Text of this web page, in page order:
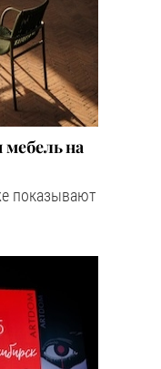
на
показывают